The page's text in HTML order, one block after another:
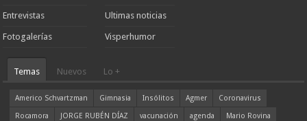
Entrevistas
Fotogalerías
Ultimas noticias
Visperhumor
Temas Nuevos Lo +
Americo Schvartzman Gimnasia Insólitos Agmer
Coronavirus
Rocamora
JORGE RUBÉN DÍAZ vacunación agenda
Mario Rovina